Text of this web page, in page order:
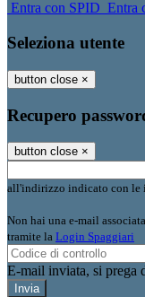
Entra con SPID Entra
Seleziona utente
button close ×
Recupero
button close ×
all'indirizzo indicato con le
Non hai una e-mail
tramite la Login Spaggiari
E-mail inviata, si prega